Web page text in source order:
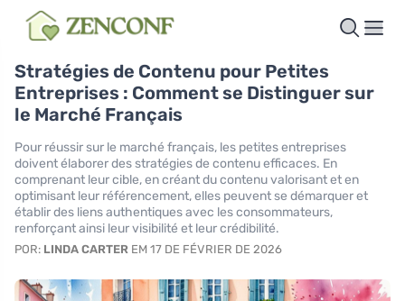
Stratégies de Contenu pour Petites
Entreprises : Comment se Distinguer sur
le Marché Français
Pour réussir sur le marché français, les petites entreprises
doivent élaborer des stratégies de contenu efficaces. En
comprenant leur cible, en créant du contenu valorisant et en
optimisant leur référencement, elles peuvent se démarquer et
établir des liens authentiques avec les consommateurs,
renforçant ainsi leur visibilité et leur crédibilité.
POR: LINDA CARTER EM 17 DE FÉVRIER DE 2026